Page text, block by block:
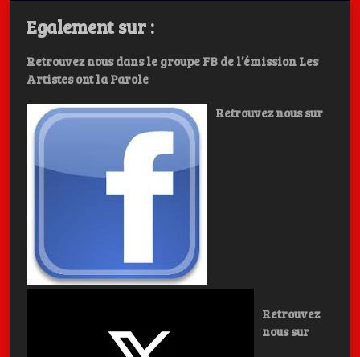
Egalement sur :
Retrouvez nous dans le groupe FB de l’émission Les
Artistes ont la Parole
Retrouvez nous sur
Retrouvez
nous sur